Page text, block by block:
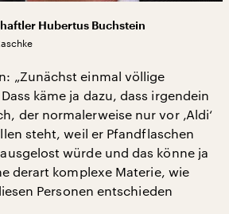
Hubertus Buchstein
„Zunächst einmal völlige
käme ja dazu, dass irgendein
der normalerweise nur vor ‚Aldi‘
steht, weil er Pfandflaschen
würde und das könne ja
derart komplexe Materie, wie
Personen entschieden